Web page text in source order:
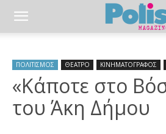
ΠΟΛΙΤΙΣΜΟΣ ΘΕΑΤΡΟ ΚΙΝΗΜΑΤΟΓΡΑΦΟΣ
«Κάποτε στο
του Άκη Δήμου